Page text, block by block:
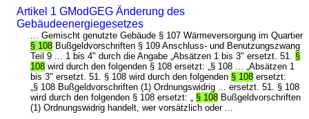
Artikel 1 GModGEG Änderung des
Gebäudeenergiegesetzes
... Gemischt genutzte Gebäude § 107 Wärmeversorgung im Quartier
§ 108 Bußgeldvorschriften § 109 Anschluss- und Benutzungszwang
Teil 9 ... 1 bis 4" durch die Angabe „Absätzen 1 bis 3" ersetzt. 51. §
108 wird durch den folgenden § 108 ersetzt: „§ 108 ... „Absätzen 1
bis 3" ersetzt. 51. § 108 wird durch den folgenden § 108 ersetzt:
„§ 108 Bußgeldvorschriften (1) Ordnungswidrig ... ersetzt. 51. § 108
wird durch den folgenden § 108 ersetzt: „ § 108 Bußgeldvorschriften
(1) Ordnungswidrig handelt, wer vorsätzlich oder ...